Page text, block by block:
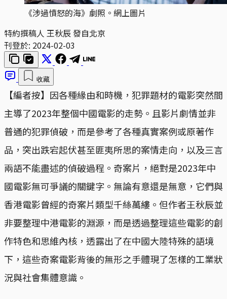
《涉過憤怒的海》劇照。網上圖片
特約撰稿人 王秋辰 發自北京
刊登於: 2024-02-03
收藏
【編者按】因各種緣由和時機，犯罪題材的電影突然間
主導了2023年整個中國電影的走勢。且影片劇情並非
普通的犯罪偵破，而是參考了各種真實案例或原著作
品，突出跌宕起伏甚至匪夷所思的案情走向，以及三言
兩語不能盡述的偵破過程。奇案片，絕對是2023年中
國電影無可爭議的關鍵字。無論有意還是無意，它們與
香港電影曾經的奇案片類型千絲萬縷。但作者王秋辰並
非要整理中港電影的淵源，而是透過整理這些電影的創
作特色和思維內核，透露出了在中國大陸特殊的語境
下，這些奇案電影背後的無形之手體現了怎樣的工業狀
況與社會集體意識。